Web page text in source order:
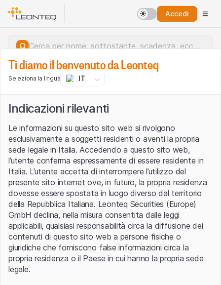
Accedi
Errore del server.
Ti diamo il benvenuto da Leonteq
Seleziona la lingua IT
Indicazioni rilevanti
Le informazioni su questo sito web si rivolgono
esclusivamente a soggetti residenti o aventi la propria
sede legale in Italia. Accedendo a questo sito web,
l’utente conferma espressamente di essere residente in
Italia. L’utente accetta di interrompere l’utilizzo del
presente sito internet ove, in futuro, la propria residenza
dovesse essere spostata in luogo diverso dal territorio
della Repubblica Italiana. Leonteq Securities (Europe)
GmbH declina, nella misura consentita dalle leggi
applicabili, qualsiasi responsabilità circa la diffusione dei
contenuti di questo sito web a persone fisiche o
giuridiche che forniscono false informazioni circa la
propria residenza o il Paese in cui hanno la propria sede
legale.